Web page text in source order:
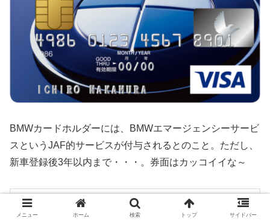
BMWカードホルダーには、BMWエマージェンシーサービ
スというJAF的サービスが付与されるとのこと。ただし、
新車登録後3年以内まで・・・。券面はカッコイイな～
BMW VISAカード
メニュー ホーム 検索 トップ サイドバー